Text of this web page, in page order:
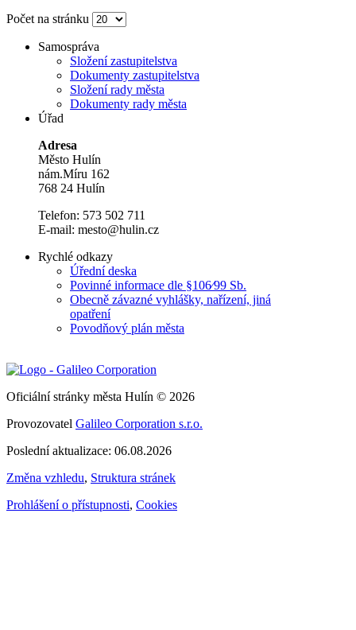
Počet na stránku
Samospráva
Složení zastupitelstva
Dokumenty zastupitelstva
Složení rady města
Dokumenty rady města
Úřad
Adresa
Město Hulín
nám.Míru 162
768 24 Hulín
Telefon: 573 502 711
E-mail: mesto@hulin.cz
Rychlé odkazy
Úřední deska
Povinné informace dle §106⁄99 Sb.
Obecně závazné vyhlášky, nařízení, jiná
opatření
Povodňový plán města
Oficiální stránky města Hulín © 2026
Provozovatel Galileo Corporation s.r.o.
Poslední aktualizace: 06.08.2026
Změna vzhledu, Struktura stránek
Prohlášení o přístupnosti, Cookies